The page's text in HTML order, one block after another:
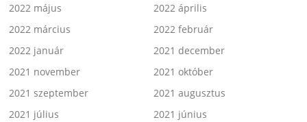
2022 május
2022 április
2022 március
2022 február
2022 január
2021 december
2021 november
2021 október
2021 szeptember
2021 augusztus
2021 július
2021 június